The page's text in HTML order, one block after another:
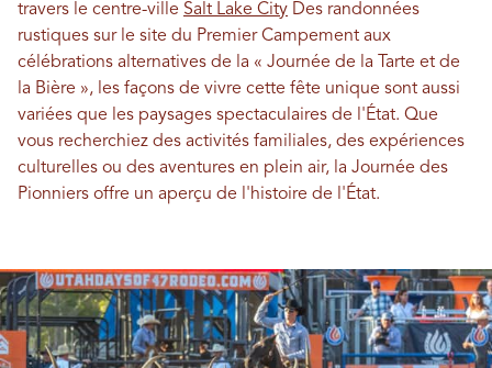
travers le centre-ville Salt Lake City Des randonnées
rustiques sur le site du Premier Campement aux
célébrations alternatives de la « Journée de la Tarte et de
la Bière », les façons de vivre cette fête unique sont aussi
variées que les paysages spectaculaires de l'État. Que
vous recherchiez des activités familiales, des expériences
culturelles ou des aventures en plein air, la Journée des
Pionniers offre un aperçu de l'histoire de l'État.